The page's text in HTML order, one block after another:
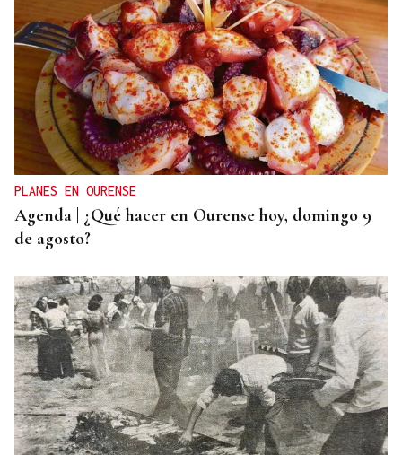
CONTROL DE POBOACIÓN
A Limia, “zona cero” para o censo das aves galegas
PLANES EN OURENSE
Agenda | ¿Qué hacer en Ourense hoy, domingo 9
de agosto?